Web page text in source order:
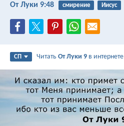
От Луки 9:48 смирение Иисус
СП ЧитатьОт Луки 9 в интернете